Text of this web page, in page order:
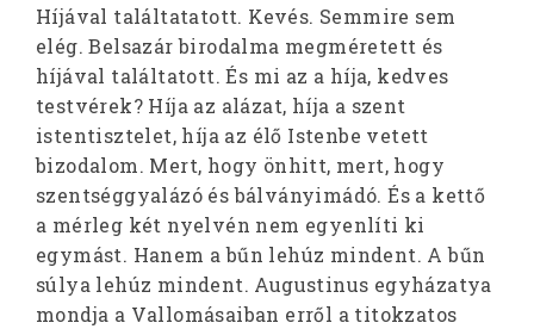
Híjával találtatatott. Kevés. Semmire sem
elég. Belsazár birodalma megméretett és
híjával találtatott. És mi az a híja, kedves
testvérek? Híja az alázat, híja a szent
istentisztelet, híja az élő Istenbe vetett
bizodalom. Mert, hogy önhitt, mert, hogy
szentséggyalázó és bálványimádó. És a kettő
a mérleg két nyelvén nem egyenlíti ki
egymást. Hanem a bűn lehúz mindent. A bűn
súlya lehúz mindent. Augustinus egyházatya
mondja a Vallomásaiban erről a titokzatos